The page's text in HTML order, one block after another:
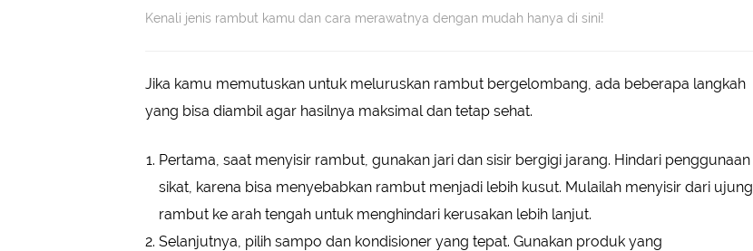
Kenali jenis rambut kamu dan cara merawatnya dengan mudah hanya di sini!
Jika kamu memutuskan untuk meluruskan rambut bergelombang, ada beberapa langkah
yang bisa diambil agar hasilnya maksimal dan tetap sehat.
Pertama, saat menyisir rambut, gunakan jari dan sisir bergigi jarang. Hindari penggunaan
sikat, karena bisa menyebabkan rambut menjadi lebih kusut. Mulailah menyisir dari ujung
rambut ke arah tengah untuk menghindari kerusakan lebih lanjut.
Selanjutnya, pilih sampo dan kondisioner yang tepat. Gunakan produk yang